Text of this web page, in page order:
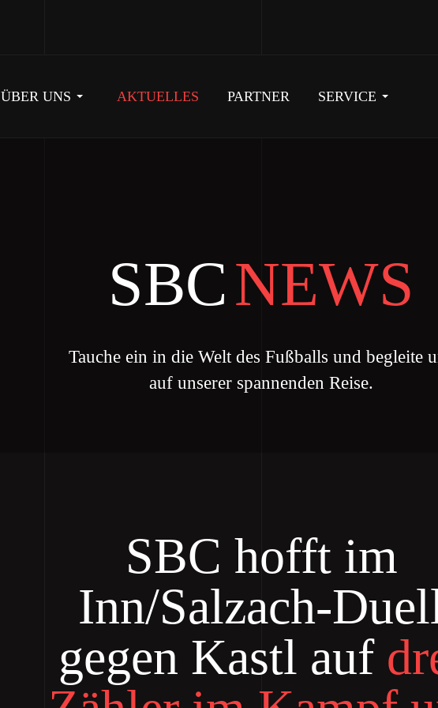
ÜBER UNS AKTUELLES PARTNER SERVICE
SBCNEWS
Tauche ein in die Welt des Fußballs und begleite
auf unserer spannenden Reise.
SBC hofft im
Inn/Salzach-
gegen Kastl auf